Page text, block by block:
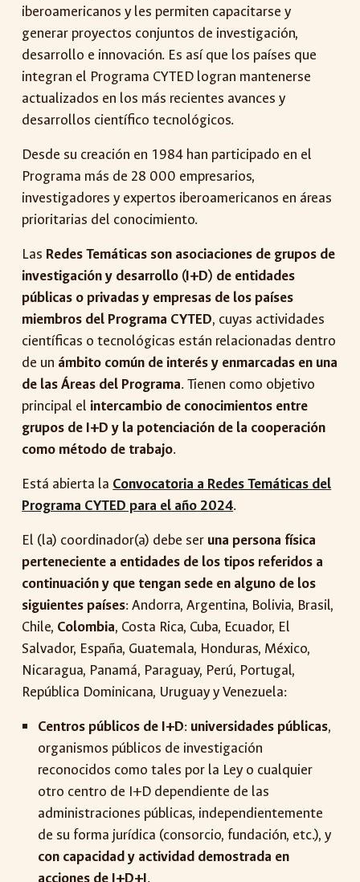
iberoamericanos y les permiten capacitarse y
generar proyectos conjuntos de investigación,
desarrollo e innovación. Es así que los países que
integran el Programa CYTED logran mantenerse
actualizados en los más recientes avances y
desarrollos científico tecnológicos.
Desde su creación en 1984 han participado en el
Programa más de 28 000 empresarios,
investigadores y expertos iberoamericanos en áreas
prioritarias del conocimiento.
Las Redes Temáticas son asociaciones de grupos de
investigación y desarrollo (I+D) de entidades
públicas o privadas y empresas de los países
miembros del Programa CYTED, cuyas actividades
científicas o tecnológicas están relacionadas dentro
de un ámbito común de interés y enmarcadas en una
de las Áreas del Programa. Tienen como objetivo
principal elintercambio de conocimientos entre
grupos de I+D y la potenciación de la cooperación
como método de trabajo.
Está abierta la Convocatoria a Redes Temáticas del
Programa CYTED para el año 2024.
El (la) coordinador(a) debe ser una persona física
perteneciente a entidades de los tipos referidos a
continuación y que tengan sede en alguno de los
siguientes países: Andorra, Argentina, Bolivia, Brasil,
Chile, Colombia, Costa Rica, Cuba, Ecuador, El
Salvador, España, Guatemala, Honduras, México,
Nicaragua, Panamá, Paraguay, Perú, Portugal,
República Dominicana, Uruguay y Venezuela:
Centros públicos de I+D: universidades públicas,
organismos públicos de investigación
reconocidos como tales por la Ley o cualquier
otro centro de I+D dependiente de las
administraciones públicas, independientemente
de su forma jurídica (consorcio, fundación, etc.), y
con capacidad y actividad demostrada en